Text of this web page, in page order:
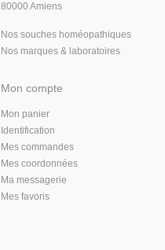
80000 Amiens
Nos souches homéopathiques
Nos marques & laboratoires
Mon compte
Mon panier
Identification
Mes commandes
Mes coordonnées
Ma messagerie
Mes favoris